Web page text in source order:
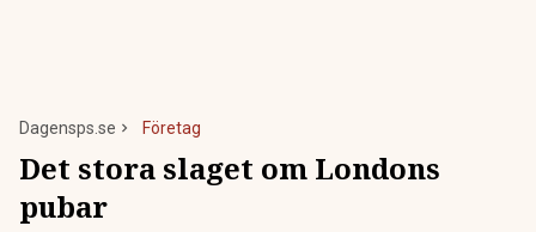
Dagensps.se Företag
Det stora slaget om Londons
pubar